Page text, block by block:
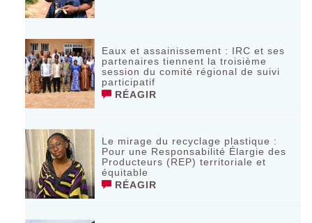
Eaux et assainissement : IRC et ses
partenaires tiennent la troisième
session du comité régional de suivi
participatif
RÉAGIR
Le mirage du recyclage plastique :
Pour une Responsabilité Élargie des
Producteurs (REP) territoriale et
équitable
RÉAGIR